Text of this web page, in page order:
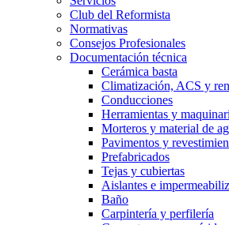
Club del Reformista
Normativas
Consejos Profesionales
Documentación técnica
Cerámica basta
Climatización, ACS y
Conducciones
Herramientas y
Morteros y material de
Pavimentos y
Prefabricados
Tejas y cubiertas
Aislantes e
Baño
Carpintería y perfilería